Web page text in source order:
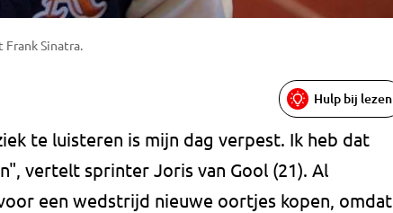
Sinatra.
Hulp bij lezen
te luisteren is mijn dag verpest. Ik heb dat
vertelt sprinter Joris van Gool (21). Al
een wedstrijd nieuwe oortjes kopen, omdat